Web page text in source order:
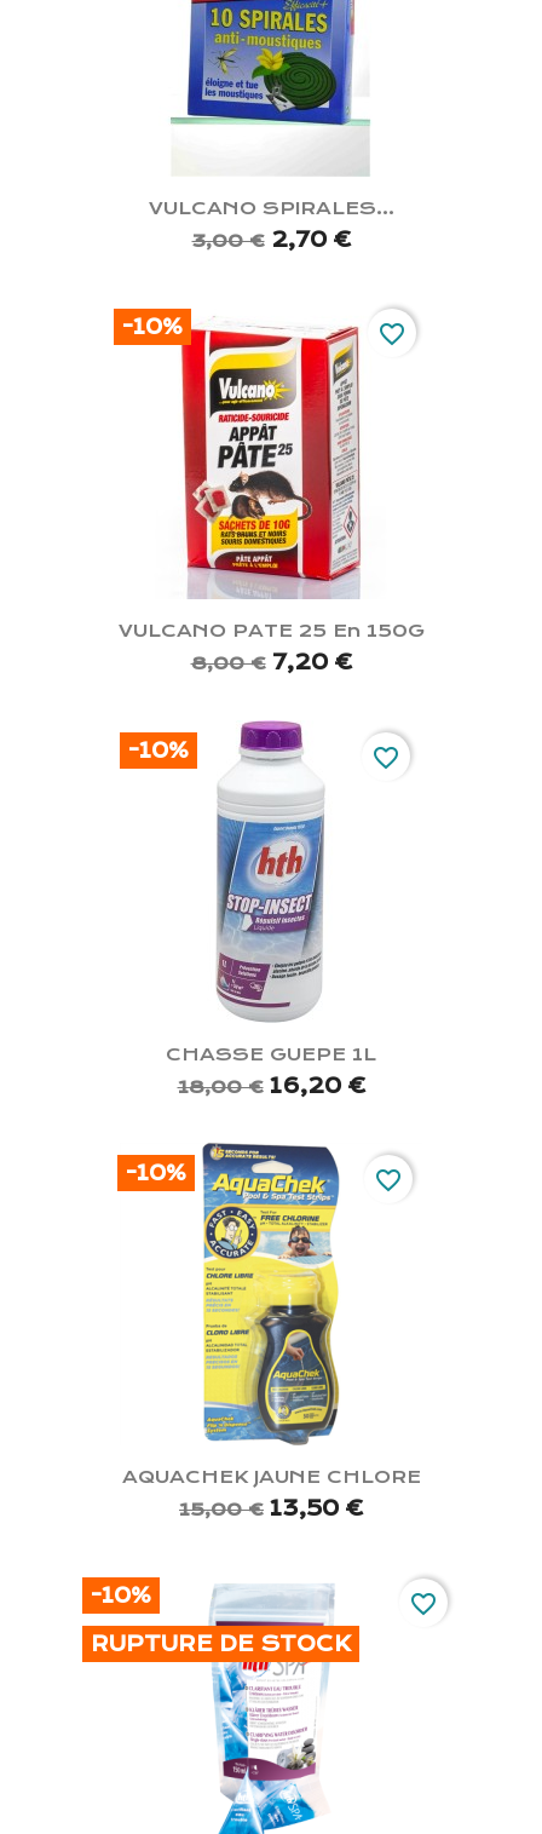
VULCANO SPIRALES...
3,00 € 2,70 €
VULCANO PATE 25 En 150G
8,00 € 7,20 €
-10% favorite_border
CHASSE GUEPE 1L
18,00 € 16,20 €
-10% favorite_border
AQUACHEK JAUNE CHLORE
15,00 € 13,50 €
-10% favorite_border
-10%
RUPTURE DE STOCK
favorite_border